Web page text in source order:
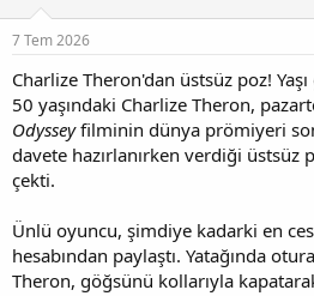
u
b
a
ş
l
a
t
a
ç
a
r
i
7 Tem 2026
Charlize Theron'dan üstsüz poz!
50 yaşındaki Charlize Theron,
Odysseyfilminin dünya prömiyeri
davete hazırlanırken verdiği üstsüz
çekti.
Ünlü oyuncu, şimdiye kadarki en
hesabından paylaştı. Yatağında
Theron, göğsünü kollarıyla